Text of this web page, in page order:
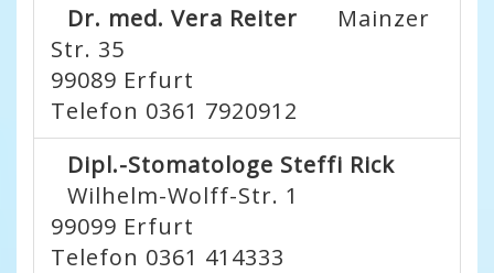
Dr. med. Vera Reiter
Mainzer
Str. 35
99089 Erfurt
Telefon 0361 7920912
Dipl.-Stomatologe Steffi Rick
Wilhelm-Wolff-Str. 1
99099 Erfurt
Telefon 0361 414333